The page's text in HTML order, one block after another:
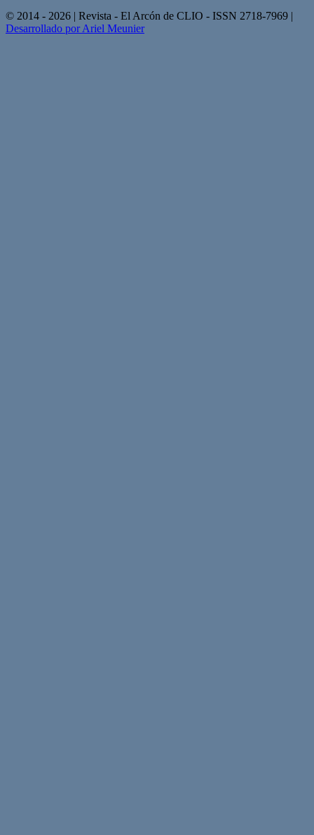
© 2014 - 2026 | Revista - El Arcón de CLIO - ISSN 2718-7969 |
Desarrollado por Ariel Meunier